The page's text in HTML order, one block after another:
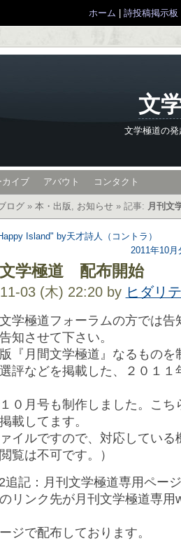
ホーム 詩投稿掲示板
文
文学極道の
カイブ アバウト コンタクト
ログ » 本・出版, お知らせ » 記事: 月刊文
Island" by天才詩人（コントラ）
2011年10
文学極道 配布開始
03 (木) 22:20 by ヒダリテ
学極道フォーラムの方では告
知させて下さい。
『月間文学極道』なるものを
評などを掲載した、２０１１
０月号も制作しました。こち
載してます。
ァイルですので、対応してい
覧は不可です。）
追記：月刊文学極道専用ペー
リンク先が月刊文学極道専
ジで配布しております。